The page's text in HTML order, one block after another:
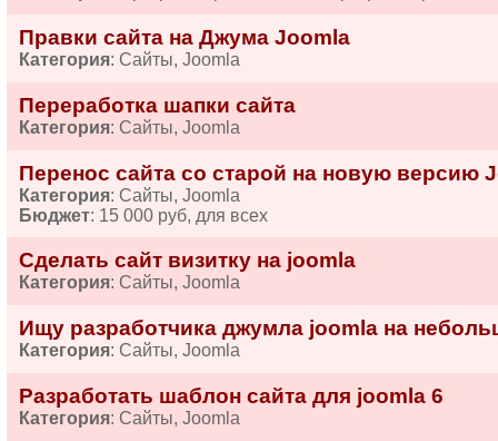
Правки сайта на Джума Joomla
Категория: Сайты, Joomla
Переработка шапки сайта
Категория: Сайты, Joomla
Перенос сайта со старой на новую версию
Категория: Сайты, Joomla
Бюджет: 15 000 руб, для всех
Сделать сайт визитку на joomla
Категория: Сайты, Joomla
Ищу разработчика джумла joomla на
Категория: Сайты, Joomla
Разработать шаблон сайта для joomla 6
Категория: Сайты, Joomla